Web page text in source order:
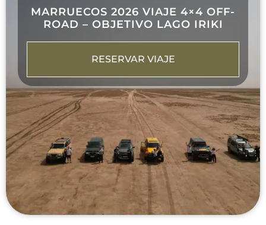
MARRUECOS 2026 VIAJE 4×4 OFF-
ROAD – OBJETIVO LAGO IRIKI
RESERVAR VIAJE